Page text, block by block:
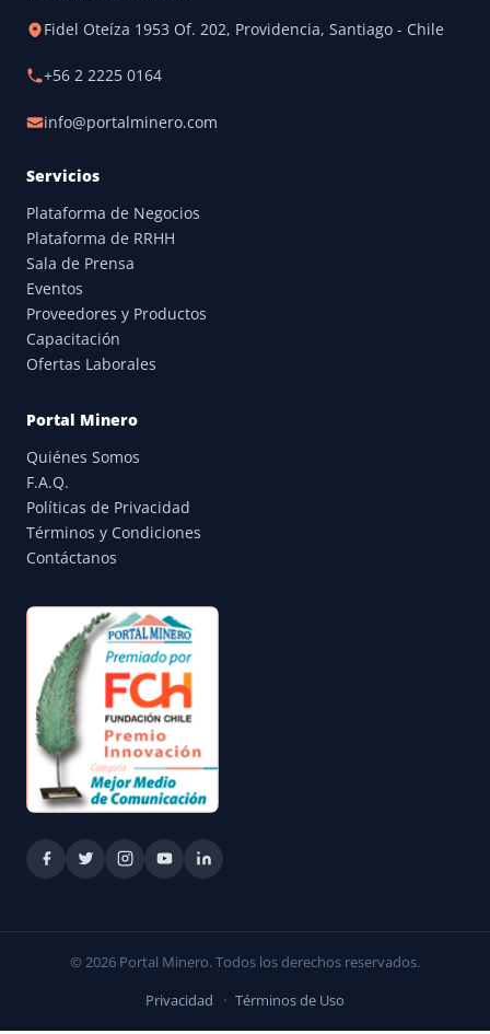
Fidel Oteíza 1953 Of. 202, Providencia, Santiago - Chile
+56 2 2225 0164
info@portalminero.com
Servicios
Plataforma de Negocios
Plataforma de RRHH
Sala de Prensa
Eventos
Proveedores y Productos
Capacitación
Ofertas Laborales
Portal Minero
Quiénes Somos
F.A.Q.
Políticas de Privacidad
Términos y Condiciones
Contáctanos
© 2026 Portal Minero. Todos los derechos reservados.
Privacidad · Términos de Uso